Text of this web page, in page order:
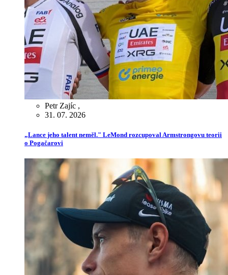
Petr Zajíc ,
31. 07. 2026
„Lance jeho talent neměl." LeMond rozcupoval Armstrongovu teorii
o Pogačarovi